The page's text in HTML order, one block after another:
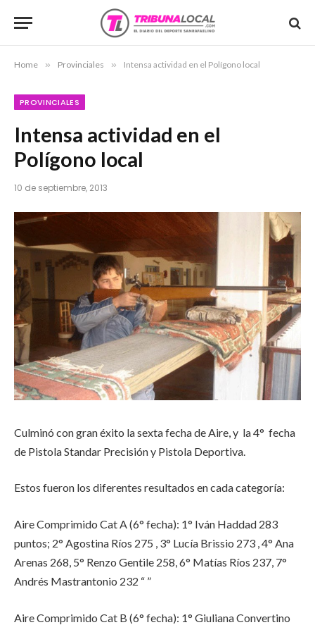
Home » Provinciales » Intensa actividad en el Polígono local
PROVINCIALES
Intensa actividad en el
Polígono local
10 de septiembre, 2013
Culminó con gran éxito la sexta fecha de Aire, y la 4° fecha
de Pistola Standar Precisión y Pistola Deportiva.
Estos fueron los diferentes resultados en cada categoría:
Aire Comprimido Cat A (6° fecha): 1° Iván Haddad 283
puntos; 2° Agostina Ríos 275 , 3° Lucía Brissio 273 , 4° Ana
Arenas 268, 5° Renzo Gentile 258, 6° Matías Ríos 237, 7°
Andrés Mastrantonio 232 “ ”
Aire Comprimido Cat B (6° fecha): 1° Giuliana Convertino